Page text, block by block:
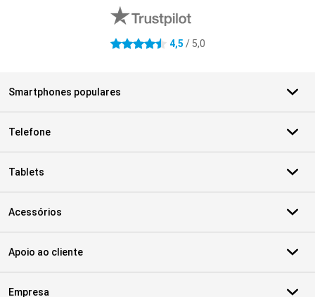
4.5 estrelas 4,5 / 5,0
Smartphones populares
Telefone
Tablets
Acessórios
Apoio ao cliente
Empresa